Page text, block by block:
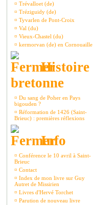
¤ Trévalloet (de)
¤ Tréziguidy (de)
¤ Tyvarlen de Pont-Croix
¤ Val (du)
¤ Vieux-Chastel (du)
¤ kermorvan (de) en Cornouaille
Histoire
bretonne
¤ Du sang de Poher en Pays
bigouden ?
¤ Réformation de 1426 (Saint-
Brieuc) : premières réflexions
Info
¤ Conférence le 10 avril à Saint-
Brieuc
¤ Contact
¤ Index de mon livre sur Guy
Autret de Missirien
¤ Livres d'Hervé Torchet
¤ Parution de nouveau livre